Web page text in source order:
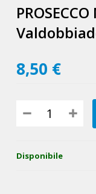
8,50 €
Disponibile